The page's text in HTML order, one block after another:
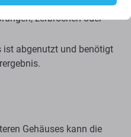
zerbrochen oder
ist abgenutzt und benötigt
Gehäuses kann die